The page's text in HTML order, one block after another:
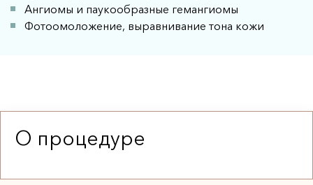
Контурная пластика
Плазмолифтинг
ПОПУЛЯРНО
Мезотерапия
Мезококтейль Монако
Ангиомы и паукообразные гемангиомы
Фотоомоложение, выравнивание тона кожи
О процедуре